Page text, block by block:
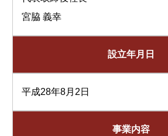
宮脇 義幸
設立年月日
平成28年8月2日
事業内容